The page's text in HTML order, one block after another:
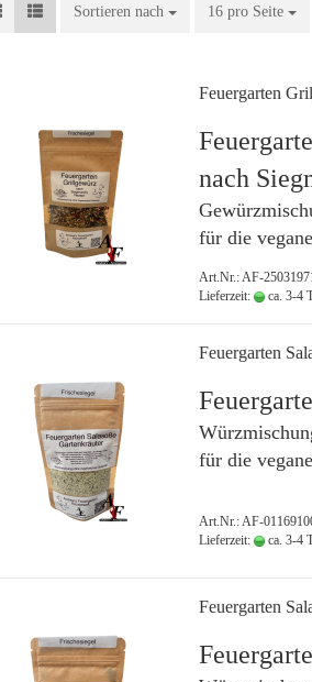
Sortieren nach
Sortieren nach 16 pro Seite
pro Seite
Feuergarten
nach
für die
Art.Nr.: AF-
Lieferzeit:
ca. 3-4
Feuergarten
für die
Art.Nr.: AF-
Lieferzeit:
ca. 3-4
Feuergarten